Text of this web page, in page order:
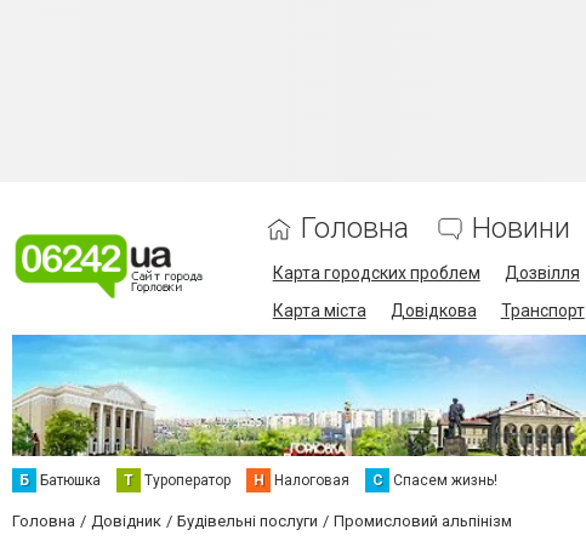
Головна Новини
Карта городских проблем Дозвілля
Карта міста
Довідкова Транспорт
Б Батюшка Т Туроператор Н Налоговая С Спасем жизнь!
Головна Довідник Будівельні послуги Промисловий альпінізм